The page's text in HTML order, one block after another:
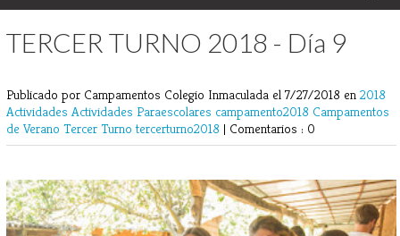
TERCER TURNO 2018 - Día 9
Publicado por Campamentos Colegio Inmaculada el 7/27/2018 en 2018
Actividades Actividades Paraescolares campamento2018 Campamentos
de Verano Tercer Turnotercerturno2018 | Comentarios : 0